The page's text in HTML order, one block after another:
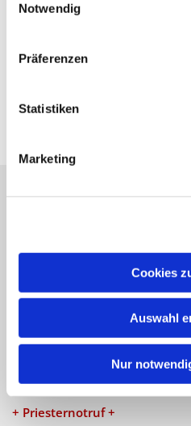
Notwendig
Präferenzen
Statistiken
Marketing
Cookies
Auswahl
Nur
Pfarrei St. Benedikt
NAVIGATION
Veranstaltungen
+ Priesternotruf +